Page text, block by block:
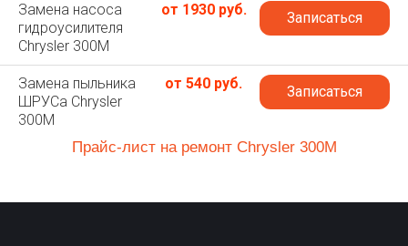
Замена насоса
гидроусилителя
Chrysler 300M
от 1930 руб. Записаться
Замена пыльника
ШРУСа Chrysler
300M
от 540 руб. Записаться
Прайс-лист на ремонт Chrysler 300M